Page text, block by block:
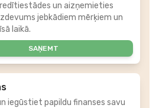
un aizņemieties
jebkādiem mērķiem un
laikā.
SAŅEMT
iegūstiet papildu finanses savu